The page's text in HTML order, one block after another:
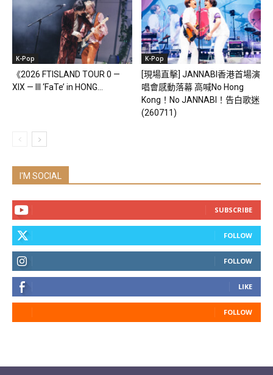
K-Pop
《2026 FTISLAND TOUR 0 —
XIX — III ‘FaTe’ in HONG...
K-Pop
[現場直擊] JANNABI香港首場演
唱會感動落幕 高喊No Hong
Kong！No JANNABI！告白歌迷
(260711)
I'M SOCIAL
SUBSCRIBE
FOLLOW
FOLLOW
LIKE
FOLLOW